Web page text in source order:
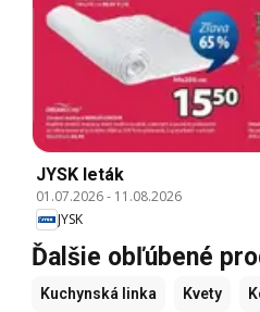
JYSK leták
01.07.2026- 11.08.2026
JYSK
Ďalšie obľúbené
Kuchynská linka Kvety